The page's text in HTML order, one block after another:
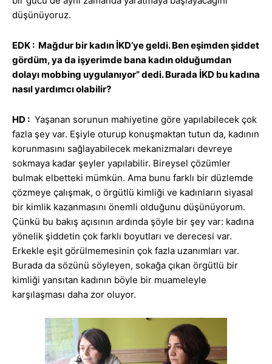
düşünüyoruz.
EDK : Mağdur bir kadın İKD’ye geldi. Ben eşimden şiddet
gördüm, ya da işyerimde bana kadın olduğumdan
dolayı mobbing uygulanıyor” dedi. Burada İKD bu kadına
nasıl yardımcı olabilir?
HD : Yaşanan sorunun mahiyetine göre yapılabilecek çok
fazla şey var. Eşiyle oturup konuşmaktan tutun da, kadının
korunmasını sağlayabilecek mekanizmaları devreye
sokmaya kadar şeyler yapılabilir. Bireysel çözümler
bulmak elbetteki mümkün. Ama bunu farklı bir düzlemde
çözmeye çalışmak, o örgütlü kimliği ve kadınların siyasal
bir kimlik kazanmasını önemli olduğunu düşünüyorum.
Çünkü bu bakış açısının ardında şöyle bir şey var: kadına
yönelik şiddetin çok farklı boyutları ve derecesi var.
Erkekle eşit görülmemesinin çok fazla uzanımları var.
Burada da sözünü söyleyen, sokağa çıkan örgütlü bir
kimliği yansıtan kadının böyle bir muameleyle
karşılaşması daha zor oluyor.